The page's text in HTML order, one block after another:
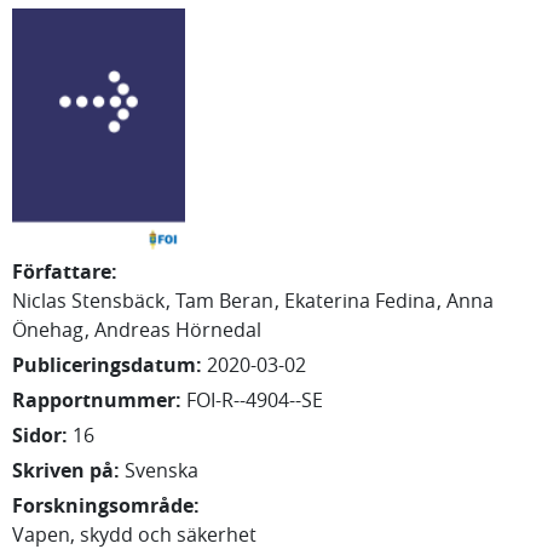
Författare:
Niclas Stensbäck Tam Beran Ekaterina Fedina Anna
Önehag Andreas Hörnedal
Publiceringsdatum: 2020-03-02
Rapportnummer: FOI-R--4904--SE
Sidor: 16
Skriven på: Svenska
Forskningsområde:
Vapen, skydd och säkerhet